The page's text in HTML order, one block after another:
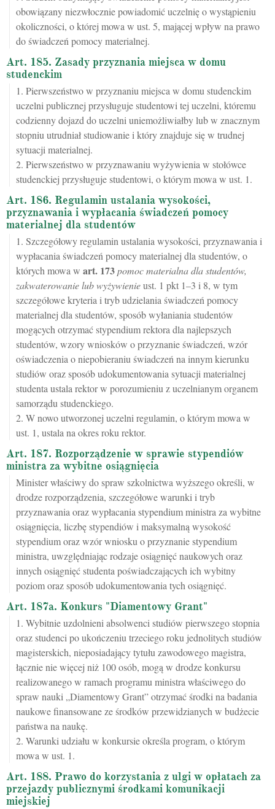
obowiązany niezwłocznie powiadomić uczelnię o wystąpieniu
okoliczności, o której mowa w ust. 5, mającej wpływ na prawo
do świadczeń pomocy materialnej.
Art. 185. Zasady przyznania miejsca w domu
studenckim
1. Pierwszeństwo w przyznaniu miejsca w domu studenckim
uczelni publicznej przysługuje studentowi tej uczelni, któremu
codzienny dojazd do uczelni uniemożliwiałby lub w znacznym
stopniu utrudniał studiowanie i który znajduje się w trudnej
sytuacji materialnej.
2. Pierwszeństwo w przyznawaniu wyżywienia w stołówce
studenckiej przysługuje studentowi, o którym mowa w ust. 1.
Art. 186. Regulamin ustalania wysokości,
przyznawania i wypłacania świadczeń pomocy
materialnej dla studentów
1. Szczegółowy regulamin ustalania wysokości, przyznawania i
wypłacania świadczeń pomocy materialnej dla studentów, o
których mowa w art. 173pomoc materialna dla studentów,
zakwaterowanie lub wyżywienieust. 1 pkt 1–3 i 8, w tym
szczegółowe kryteria i tryb udzielania świadczeń pomocy
materialnej dla studentów, sposób wyłaniania studentów
mogących otrzymać stypendium rektora dla najlepszych
studentów, wzory wniosków o przyznanie świadczeń, wzór
oświadczenia o niepobieraniu świadczeń na innym kierunku
studiów oraz sposób udokumentowania sytuacji materialnej
studenta ustala rektor w porozumieniu z uczelnianym organem
samorządu studenckiego.
2. W nowo utworzonej uczelni regulamin, o którym mowa w
ust. 1, ustala na okres roku rektor.
Art. 187. Rozporządzenie w sprawie stypendiów
ministra za wybitne osiągnięcia
Minister właściwy do spraw szkolnictwa wyższego określi, w
drodze rozporządzenia, szczegółowe warunki i tryb
przyznawania oraz wypłacania stypendium ministra za wybitne
osiągnięcia, liczbę stypendiów i maksymalną wysokość
stypendium oraz wzór wniosku o przyznanie stypendium
ministra, uwzględniając rodzaje osiągnięć naukowych oraz
innych osiągnięć studenta poświadczających ich wybitny
poziom oraz sposób udokumentowania tych osiągnięć.
Art. 187a. Konkurs "Diamentowy Grant"
1. Wybitnie uzdolnieni absolwenci studiów pierwszego stopnia
oraz studenci po ukończeniu trzeciego roku jednolitych studiów
magisterskich, nieposiadający tytułu zawodowego magistra,
łącznie nie więcej niż 100 osób, mogą w drodze konkursu
realizowanego w ramach programu ministra właściwego do
spraw nauki „Diamentowy Grant” otrzymać środki na badania
naukowe finansowane ze środków przewidzianych w budżecie
państwa na naukę.
2. Warunki udziału w konkursie określa program, o którym
mowa w ust. 1.
Art. 188. Prawo do korzystania z ulgi w opłatach za
przejazdy publicznymi środkami komunikacji
miejskiej